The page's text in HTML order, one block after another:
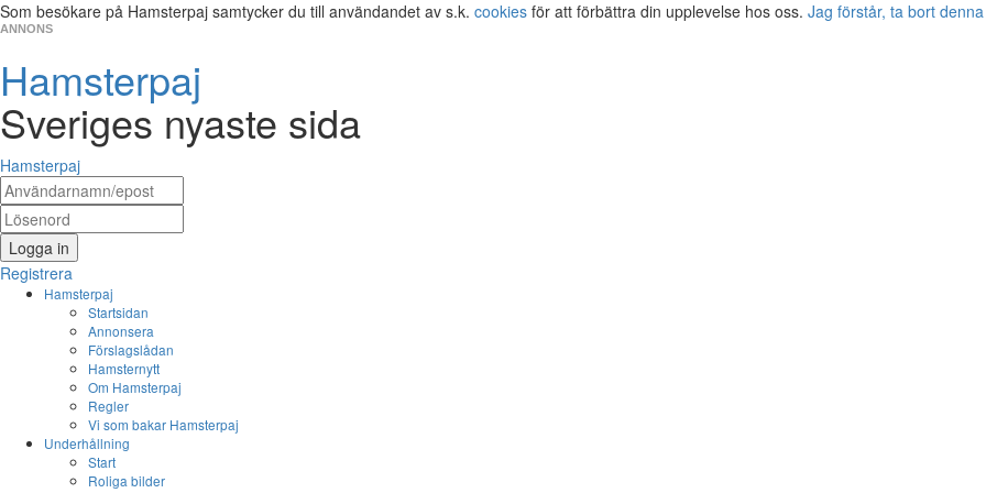
Som besökare på Hamsterpaj samtycker du till användandet av s.k. cookies för att förbättra din upplevelse hos oss. Jag förstår, ta bort
ANNONS
Hamsterpaj
Sveriges nyaste sida
Hamsterpaj
Logga in
Registrera
Hamsterpaj
Startsidan
Annonsera
Förslagslådan
Hamsternytt
Om Hamsterpaj
Regler
Vi som bakar Hamsterpaj
Underhållning
Start
Roliga bilder